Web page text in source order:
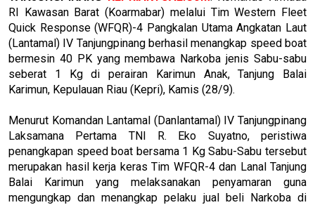
RI Kawasan Barat (Koarmabar) melalui Tim Western Fleet
Quick Response (WFQR)-4 Pangkalan Utama Angkatan Laut
(Lantamal) IV Tanjungpinang berhasil menangkap speed boat
bermesin 40 PK yang membawa Narkoba jenis Sabu-sabu
seberat 1 Kg di perairan Karimun Anak, Tanjung Balai
Karimun, Kepulauan Riau (Kepri), Kamis (28/9).
Menurut Komandan Lantamal (Danlantamal) IV Tanjungpinang
Laksamana Pertama TNI R. Eko Suyatno, peristiwa
penangkapan speed boat bersama 1 Kg Sabu-Sabu tersebut
merupakan hasil kerja keras Tim WFQR-4 dan Lanal Tanjung
Balai Karimun yang melaksanakan penyamaran guna
mengungkap dan menangkap pelaku jual beli Narkoba di